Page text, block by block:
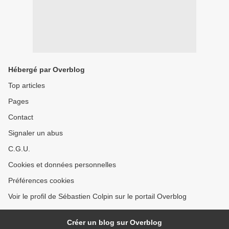
Hébergé par Overblog
Top articles
Pages
Contact
Signaler un abus
C.G.U.
Cookies et données personnelles
Préférences cookies
Voir le profil de Sébastien Colpin sur le portail Overblog
Créer un blog sur Overblog